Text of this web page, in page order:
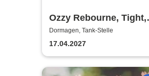
Ozzy Rebourne, Tight,
Cracker Jamm
Dormagen, Tank-Stelle
17.04.2027